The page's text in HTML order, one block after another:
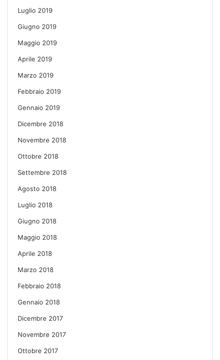
Luglio 2019
Giugno 2019
Maggio 2019
Aprile 2019
Marzo 2019
Febbraio 2019
Gennaio 2019
Dicembre 2018
Novembre 2018
Ottobre 2018
Settembre 2018
Agosto 2018
Luglio 2018
Giugno 2018
Maggio 2018
Aprile 2018
Marzo 2018
Febbraio 2018
Gennaio 2018
Dicembre 2017
Novembre 2017
Ottobre 2017